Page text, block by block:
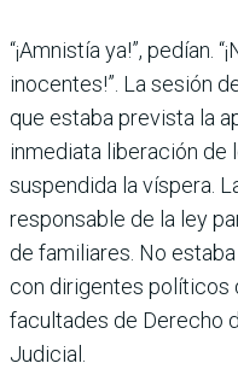
“¡Amnistía ya!”, pedían.
inocentes!”. La sesión
que estaba prevista la
inmediata liberación de
suspendida la víspera.
responsable de la ley
de familiares. No
con dirigentes políticos
facultades de Derecho
Judicial.